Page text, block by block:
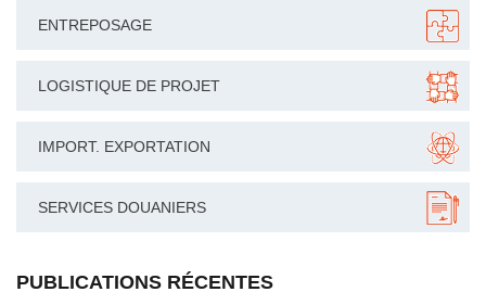
ENTREPOSAGE
LOGISTIQUE DE PROJET
IMPORT. EXPORTATION
SERVICES DOUANIERS
PUBLICATIONS RÉCENTES